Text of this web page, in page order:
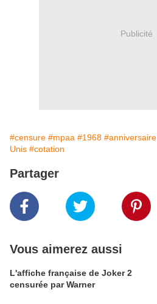
Publicité
#censure #mpaa #1968 #anniversaire
Unis #cotation
Partager
Vous aimerez aussi
L'affiche française de Joker 2
censurée par Warner